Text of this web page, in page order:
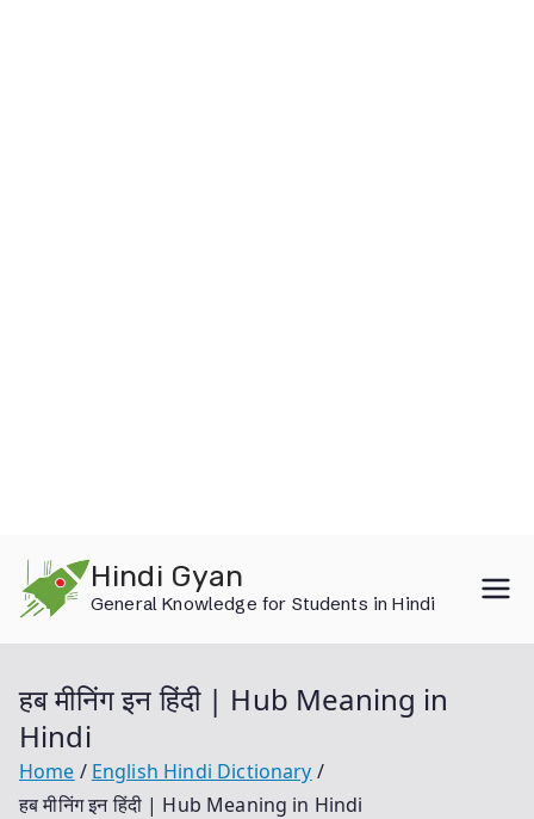
content
Hindi Gyan
General Knowledge for Students in Hindi
हब मीनिंग इन हिंदी | Hub Meaning in
Hindi
Home
English Hindi Dictionary
हब मीनिंग इन हिंदी | Hub Meaning in Hindi